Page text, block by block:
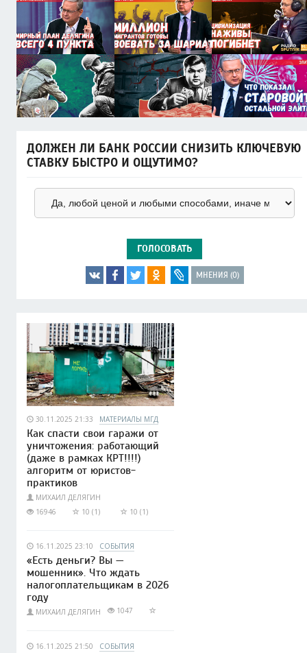
ДОЛЖЕН ЛИ БАНК РОССИИ СНИЗИТЬ КЛЮЧЕВУЮ
СТАВКУ БЫСТРО И ОЩУТИМО?
ГОЛОСОВАТЬ
МНЕНИЯ (0)
30.11.2025 21:33 МАТЕРИАЛЫ МГД
Как спасти свои гаражи от
уничтожения: работающий
(даже в рамках КРТ!!!!)
алгоритм от юристов-
практиков
МИХАИЛ ДЕЛЯГИН
16946
10 (1) 10 (1)
16.11.2025 23:10 СОБЫТИЯ
«Есть деньги? Вы —
мошенник». Что ждать
налогоплательщикам в 2026
году
МИХАИЛ ДЕЛЯГИН 1047
16.11.2025 21:50 СОБЫТИЯ